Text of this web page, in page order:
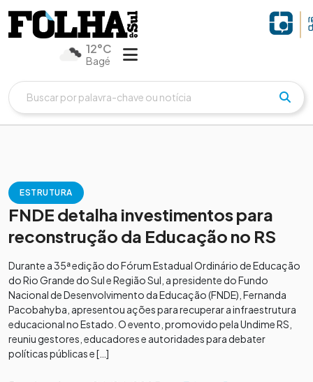
12°C
Bagé
ESTRUTURA
FNDE detalha investimentos para
reconstrução da Educação no RS
Durante a 35ª edição do Fórum Estadual Ordinário de Educação
do Rio Grande do Sul e Região Sul, a presidente do Fundo
Nacional de Desenvolvimento da Educação (FNDE), Fernanda
Pacobahyba, apresentou ações para recuperar a infraestrutura
educacional no Estado. O evento, promovido pela Undime RS,
reuniu gestores, educadores e autoridades para debater
políticas públicas e […]